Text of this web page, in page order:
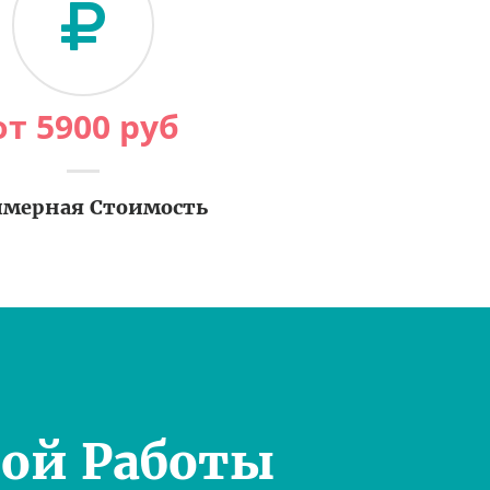
5900 руб
Стоимость
Работы